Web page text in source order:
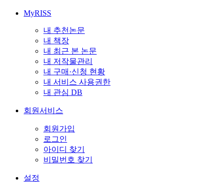
MyRISS
내 추천논문
내 책장
내 최근 본 논문
내 저작물관리
내 구매·신청 현황
내 서비스 사용권한
내 관심 DB
회원서비스
회원가입
로그인
아이디 찾기
비밀번호 찾기
설정